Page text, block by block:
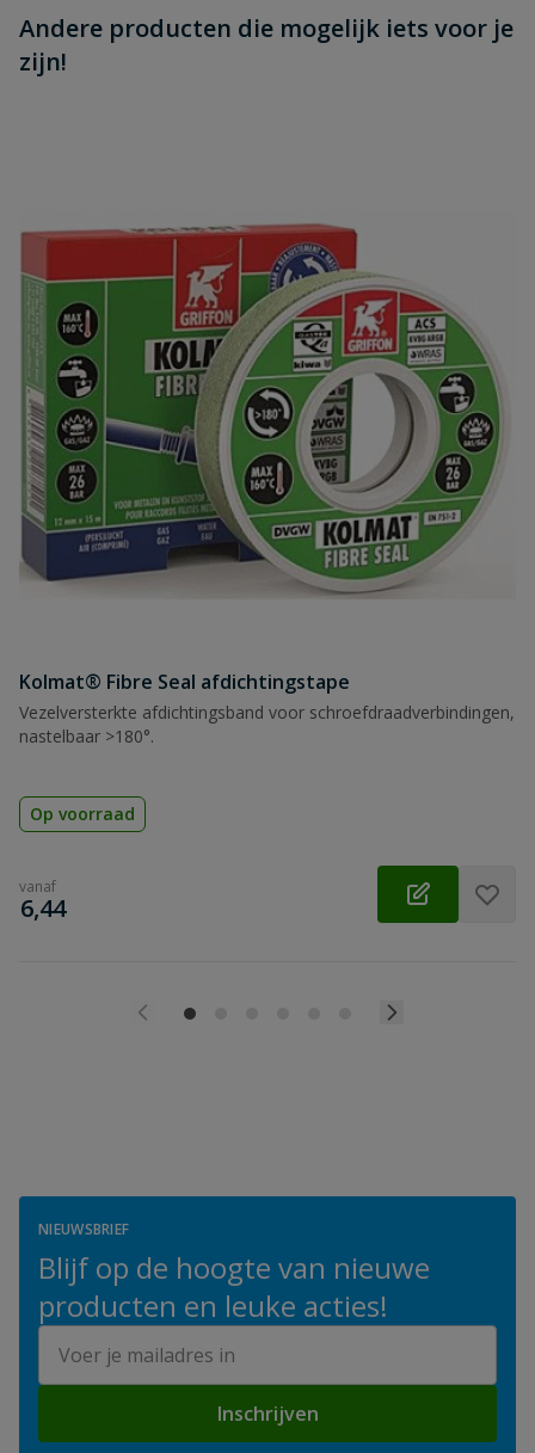
Andere producten die mogelijk iets voor je
zijn!
Kolmat® Fibre Seal afdichtingstape
Vezelversterkte afdichtingsband voor schroefdraadverbindingen,
nastelbaar >180°.
Op voorraad
vanaf
€
6,44
NIEUWSBRIEF
Blijf op de hoogte van nieuwe
producten en leuke acties!
Inschrijven